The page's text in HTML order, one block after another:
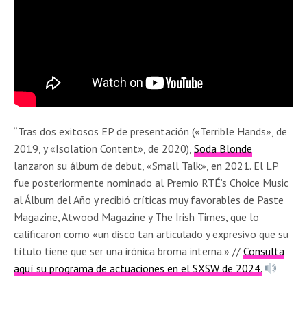
“Tras dos exitosos EP de presentación («Terrible Hands», de
2019, y «Isolation Content», de 2020),Soda Blonde
lanzaron su álbum de debut, «Small Talk», en 2021. El LP
fue posteriormente nominado al Premio RTÉ’s Choice Music
al Álbum del Año y recibió críticas muy favorables de Paste
Magazine, Atwood Magazine y The Irish Times, que lo
calificaron como «un disco tan articulado y expresivo que su
título tiene que ser una irónica broma interna.» //Consulta
aquí su programa de actuaciones en el SXSW de 2024.